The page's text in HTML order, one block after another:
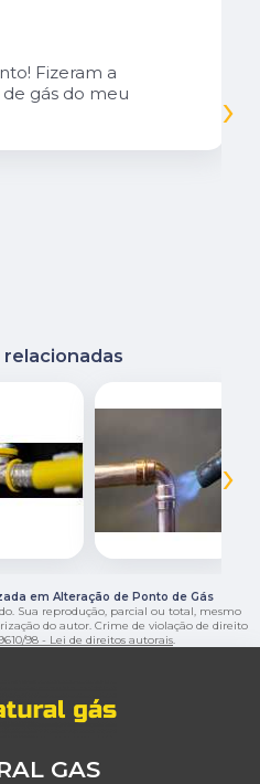
Fizeram a
gás do meu
›
relacionadas
›
em Alteração de Ponto de Gás
Sua reprodução, parcial ou total, mesmo
do autor. Crime de violação de direito
98 - Lei de direitos autorais.
GAS